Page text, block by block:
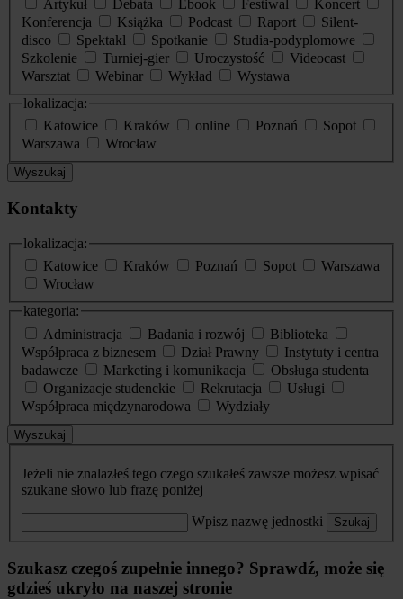
Artykuł
Debata Ebook Festiwal
Koncert
Konferencja
Książka Podcast Raport
Silent-
disco
Spektakl Spotkanie
Studia-podyplomowe
Szkolenie
Turniej-gier Uroczystość
Videocast
Warsztat
Webinar Wykład
Wystawa
lokalizacja:
Katowice
Kraków online Poznań
Sopot
Warszawa
Wrocław
Wyszukaj
Kontakty
lokalizacja:
Katowice
Kraków Poznań Sopot
Warszawa
Wrocław
kategoria:
Administracja
Badania i rozwój
Biblioteka
Współpraca z biznesem
Dział Prawny
Instytuty i centra
badawcze
Marketing i komunikacja
Obsługa studenta
Organizacje studenckie
Rekrutacja
Usługi
Współpraca międzynarodowa
Wydziały
Wyszukaj
Jeżeli nie znalazłeś tego czego szukałeś zawsze możesz wpisać
szukane słowo lub frazę poniżej
Wpisz nazwę jednostki Szukaj
Szukasz czegoś zupełnie innego? Sprawdź, może się
gdzieś ukryło na naszej stronie